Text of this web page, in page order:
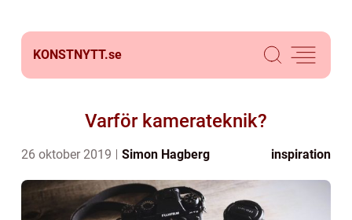
KONSTNYTT.se
Varför kamerateknik?
26 oktober 2019 Simon Hagberg inspiration